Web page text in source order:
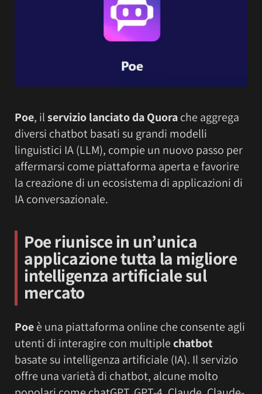
Poe, ilservizio lanciato da Quorache aggrega
diversi chatbot basati su grandi modelli
linguistici IA (LLM), compie un nuovo passo per
affermarsi come piattaforma aperta e favorire
la creazione di un ecosistema di applicazioni di
IA conversazionale.
Poe riunisce in un’unica
applicazione tutta la migliore
intelligenza artificiale sul
mercato
Poeè una piattaforma online che consente agli
utenti di interagire con multiplechatbot
basate su intelligenza artificiale (IA). Il servizio
offre una varietà di chatbot, alcune molto